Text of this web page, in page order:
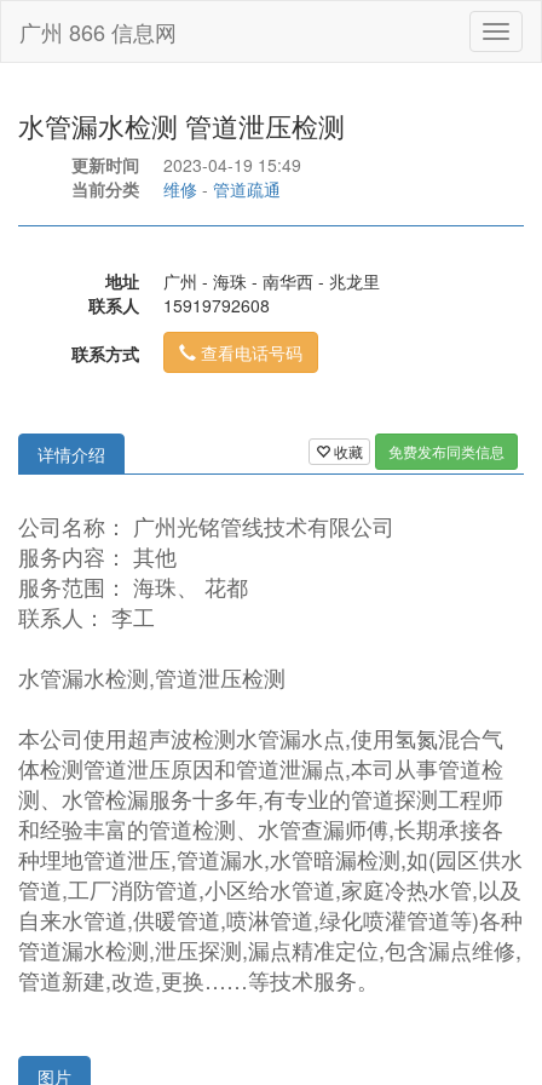
广州 866 信息网
水管漏水检测 管道泄压检测
更新时间
2023-04-19 15:49
当前分类
维修 - 管道疏通
地址
广州 - 海珠 - 南华西 - 兆龙里
联系人
15919792608
联系方式
查看电话号码
收藏 免费发布同类信息
详情介绍
公司名称： 广州光铭管线技术有限公司
服务内容： 其他
服务范围： 海珠、 花都
联系人： 李工
水管漏水检测,管道泄压检测
本公司使用超声波检测水管漏水点,使用氢氮混合气
体检测管道泄压原因和管道泄漏点,本司从事管道检
测、水管检漏服务十多年,有专业的管道探测工程师
和经验丰富的管道检测、水管查漏师傅,长期承接各
种埋地管道泄压,管道漏水,水管暗漏检测,如(园区供水
管道,工厂消防管道,小区给水管道,家庭冷热水管,以及
自来水管道,供暖管道,喷淋管道,绿化喷灌管道等)各种
管道漏水检测,泄压探测,漏点精准定位,包含漏点维修,
管道新建,改造,更换……等技术服务。
图片